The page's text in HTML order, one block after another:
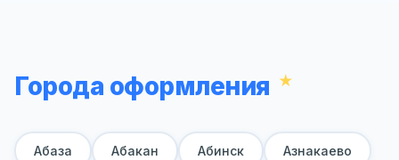
Города оформления
Абаза Абакан Абинск Азнакаево